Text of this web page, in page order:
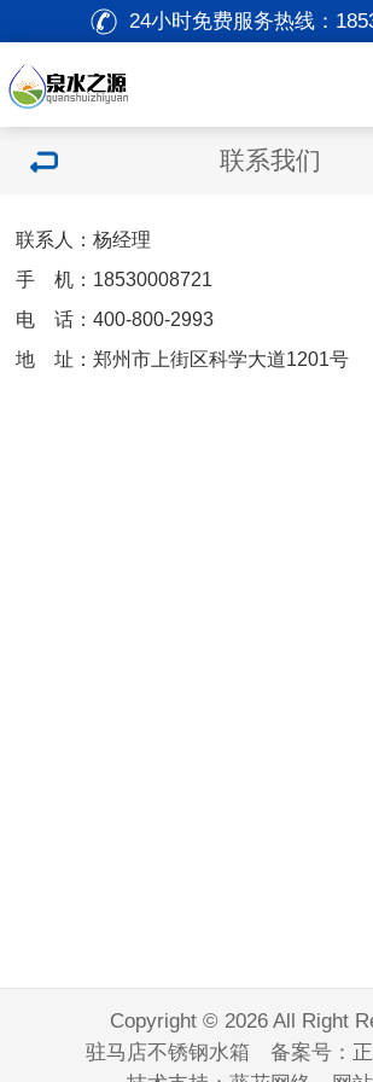
24小时免费服务热线：
联系我们
联系人：杨经理
手 机：18530008721
电 话：400-800-2993
地 址：郑州市上街区科学大道1201号
Copyright © 2026 All Right
驻马店不锈钢水箱 备案号：